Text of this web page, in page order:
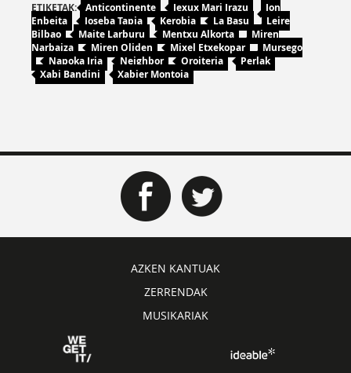
ETIKETAK: Anticontinente Jexux Mari Irazu
Jon
Enbeita
Joseba Tapia Kerobia La Basu
Leire
Bilbao
Maite Larburu Mentxu Alkorta
Miren
Narbaiza
Miren Oliden Mixel Etxekopar
Mursego
Napoka Iria
Neighbor Oroiteria
Perlak
Xabi Bandini
Xabier Montoia
AZKEN KANTUAK
ZERRENDAK
MUSIKARIAK